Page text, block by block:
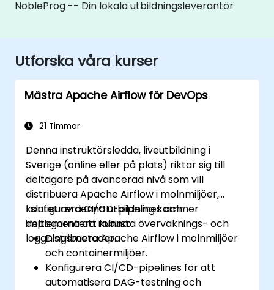
NobleProg -- Din lokala utbildningsleverantör
Utforska våra kurser
Mästra Apache Airflow för DevOps
21 Timmar
Denna instruktörsledda, liveutbildning i
Sverige (online eller på plats) riktar sig till
deltagare på avancerad nivå som vill
distribuera Apache Airflow i molnmiljöer,
konfigurera CI/CD-pipelines och
implementera robusta övervaknings- och
loggningsmetoder.
I slutet av denna utbildning kommer
deltagarna att kunna:
Distribuera Apache Airflow i molnmiljöer
och containermiljöer.
Konfigurera CI/CD-pipelines för att
automatisera DAG-testning och